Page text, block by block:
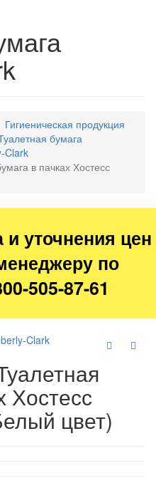
Гигиеническая продукция
бумага
Clark
в пачках Хостесс
и уточнения цен
по
505-87-61
Clark
Хостесс
цвет)